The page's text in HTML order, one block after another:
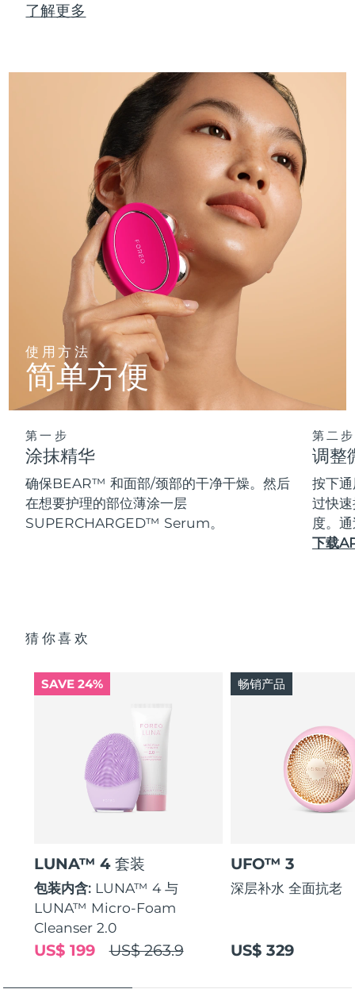
了解更多
使用方法
简单方便
第一步
涂抹精华
确保BEAR™ 和面部/颈部的干净干燥。然后
在想要护理的部位薄涂一层
SUPERCHARGED™ Serum。
第二步
调整
按下
过快
度。
下载
猜你喜欢
SAVE 24%
LUNA™ 4 套装
包装内含: LUNA™ 4 与
LUNA™ Micro-Foam
Cleanser 2.0
US$ 263.9
US$ 199
UFO™ 3
深层补水 全面抗老
US$ 329
畅销产品